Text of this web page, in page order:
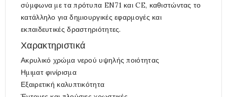
σύμφωνα με τα πρότυπα EN71 και CE, καθιστώντας το
κατάλληλο για δημιουργικές εφαρμογές και
εκπαιδευτικές δραστηριότητες.
Χαρακτηριστικά
Ακρυλικό χρώμα νερού υψηλής ποιότητας
Ημιματ φινίρισμα
Εξαιρετική καλυπτικότητα